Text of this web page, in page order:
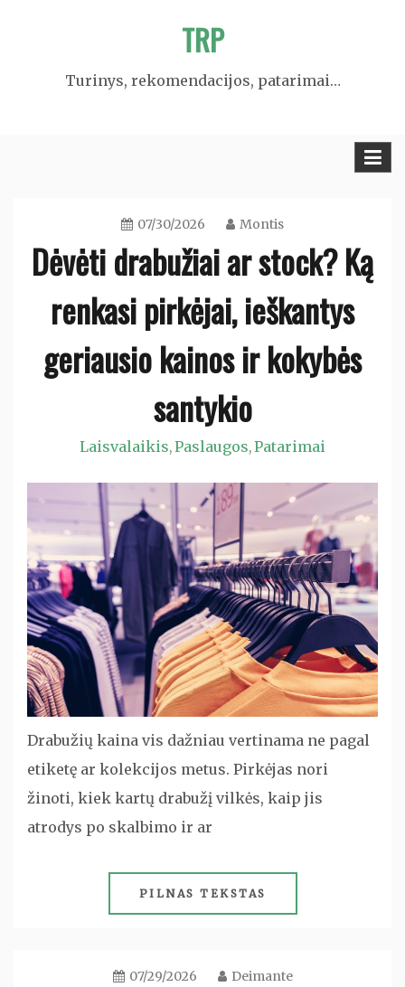
TRP
Turinys, rekomendacijos, patarimai…
07/30/2026 Montis
Dėvėti drabužiai ar stock? Ką
renkasi pirkėjai, ieškantys
geriausio kainos ir kokybės
santykio
Laisvalaikis,Paslaugos,Patarimai
Drabužių kaina vis dažniau vertinama ne pagal
etiketę ar kolekcijos metus. Pirkėjas nori
žinoti, kiek kartų drabužį vilkės, kaip jis
atrodys po skalbimo ir ar
PILNAS TEKSTAS
07/29/2026 Deimante